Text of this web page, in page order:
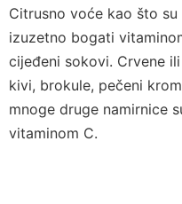
Citrusno voće kao što
izuzetno bogati
cijeđeni sokovi. Crvene
kivi, brokule, pečeni
mnoge druge namirnice
vitaminom C.